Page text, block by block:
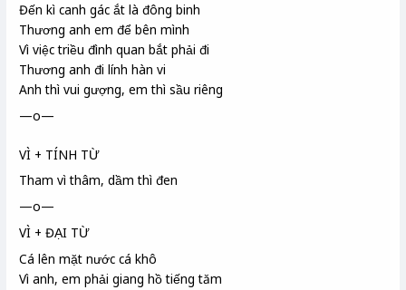
Đến kì canh gác ắt là đông binh
Thương anh em để bên mình
Vì việc triều đình quan bắt phải đi
Thương anh đi lính hàn vi
Anh thì vui gượng, em thì sầu riêng
—o—
VÌ + TÍNH TỪ
Tham vì thâm, dầm thì đen
—o—
VÌ + ĐẠI TỪ
Cá lên mặt nước cá khô
Vì anh, em phải giang hồ tiếng tăm